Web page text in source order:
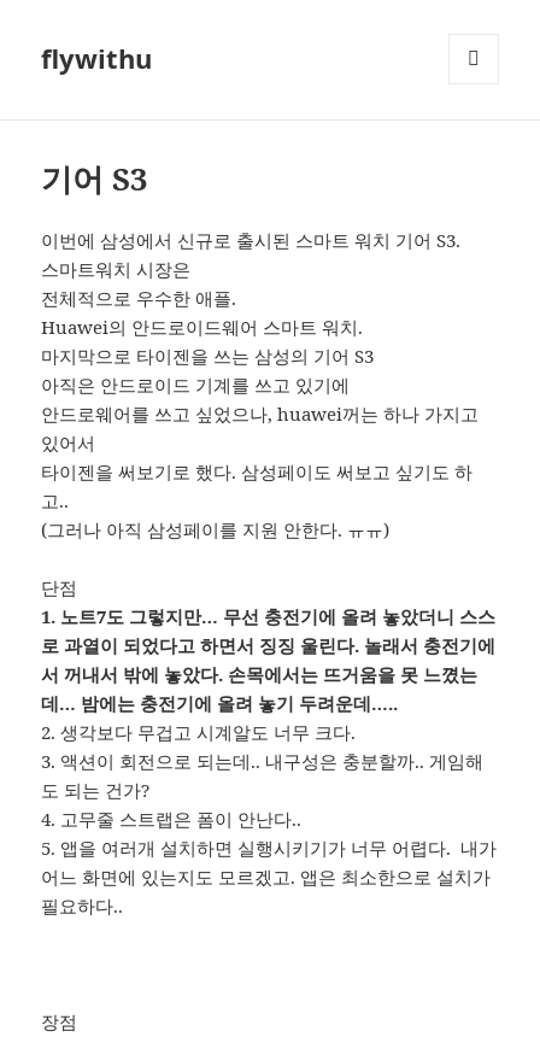
flywithu
기어 S3
이번에 삼성에서 신규로 출시된 스마트 워치 기어 S3.
스마트워치 시장은
전체적으로 우수한 애플.
Huawei의 안드로이드웨어 스마트 워치.
마지막으로 타이젠을 쓰는 삼성의 기어 S3
아직은 안드로이드 기계를 쓰고 있기에
안드로웨어를 쓰고 싶었으나, huawei꺼는 하나 가지고
있어서
타이젠을 써보기로 했다. 삼성페이도 써보고 싶기도 하
고..
(그러나 아직 삼성페이를 지원 안한다. ㅠㅠ)
단점
1. 노트7도 그렇지만… 무선 충전기에 올려 놓았더니 스스
로 과열이 되었다고 하면서 징징 울린다. 놀래서 충전기에
서 꺼내서 밖에 놓았다. 손목에서는 뜨거움을 못 느꼈는
데… 밤에는 충전기에 올려 놓기 두려운데…..
2. 생각보다 무겁고 시계알도 너무 크다.
3. 액션이 회전으로 되는데.. 내구성은 충분할까.. 게임해
도 되는 건가?
4. 고무줄 스트랩은 폼이 안난다..
5. 앱을 여러개 설치하면 실행시키기가 너무 어렵다. 내가
어느 화면에 있는지도 모르겠고. 앱은 최소한으로 설치가
필요하다..
장점